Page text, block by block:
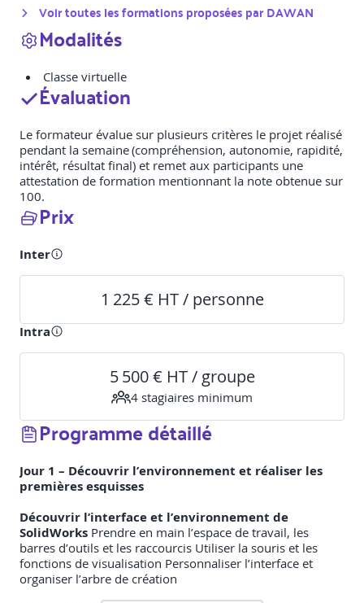
Voir toutes les formations proposées parDAWAN
Modalités
Classe virtuelle
Évaluation
Le formateur évalue sur plusieurs critères le projet réalisé
pendant la semaine (compréhension, autonomie, rapidité,
intérêt, résultat final) et remet aux participants une
attestation de formation mentionnant la note obtenue sur
100.
Prix
Inter
1 225 € HT / personne
Intra
5 500 € HT / groupe
4 stagiaires minimum
Programme détaillé
Jour 1 – Découvrir l’environnement et réaliser les
premières esquisses
Découvrir l’interface et l’environnement de
SolidWorks Prendre en main l’espace de travail, les
barres d’outils et les raccourcis Utiliser la souris et les
fonctions de visualisation Personnaliser l’interface et
organiser l’arbre de création